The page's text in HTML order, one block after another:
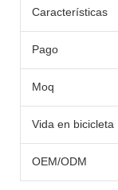
Características
Pago
Moq
Vida en bicicleta
OEM/ODM